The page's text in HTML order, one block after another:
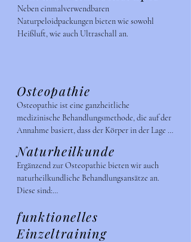
Verletzungen oder Erkrankungen des
Lymphödems eingesetzt.
Neben einmalverwendbaren
Naturpeloidpackungen bieten wie sowohl
Heißluft, wie auch Ultraschall an.
Osteopathie
Osteopathie ist eine ganzheitliche
medizinische Behandlungsmethode, die auf der
Annahme basiert, dass der Körper in der Lage
natürlichen Balance ist. Sie wurde im 19.
Jahrhundert von Andrew Taylor Still in den
USA entwickelt und fokussiert sich auf die
manuelle Behandlung von Muskeln, Gelenken,
craniosacrale Osteopathie)
Naturheilkunde
Ergänzend zur Osteopathie bieten wir auch
naturheilkundliche Behandlungsansätze an.
Diese sind:
- Körper-/Ohrakupunktur
- Neuraltherapie / Quaddeln
funktionelles
Einzeltraining